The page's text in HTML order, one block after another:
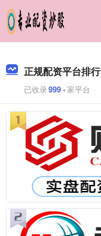
正规配资平台排行
已收录999+家平台